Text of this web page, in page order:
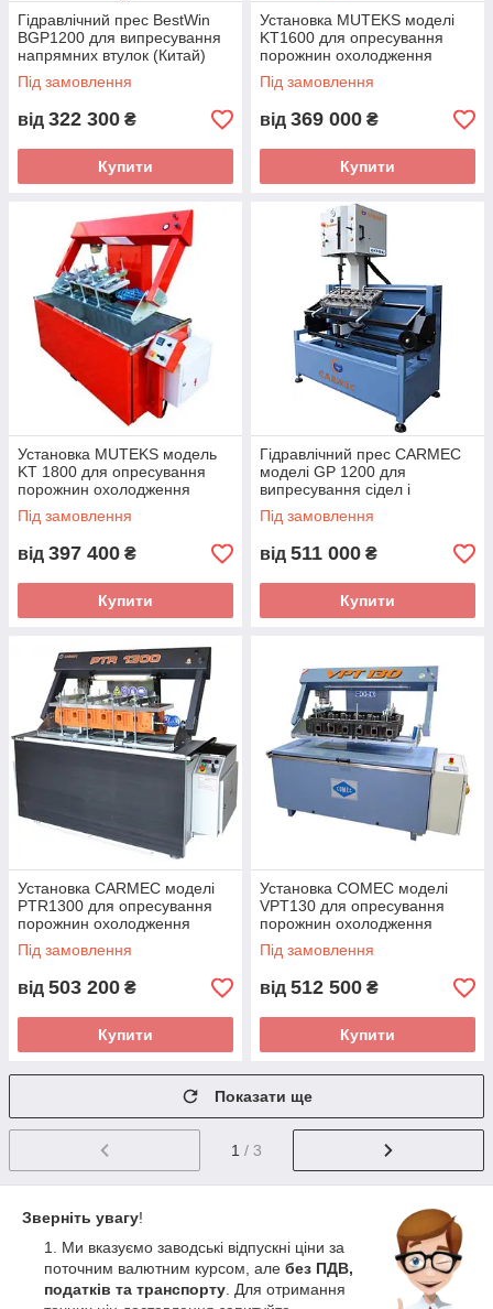
Гідравлічний прес BestWin
BGP1200 для випресування
напрямних втулок (Китай)
Під замовлення
від 322 300 ₴
Купити
Установка MUTEKS моделі
KT1600 для опресування
порожнин охолодження
головок циліндрів
(Туреччина)
Під замовлення
від 369 000 ₴
Купити
Установка MUTEKS модель
KT 1800 для опресування
порожнин охолодження
головок циліндрів
(Туреччина)
Під замовлення
від 397 400 ₴
Купити
Гідравлічний прес CARMEC
моделі GP 1200 для
випресування сідел і
напрямних втулок (Словенія)
Під замовлення
від 511 000 ₴
Купити
Установка CARMEC моделі
PTR1300 для опресування
порожнин охолодження
головок циліндрів (Словенія)
Під замовлення
від 503 200 ₴
Купити
Установка COMEC моделі
VPT130 для опресування
порожнин охолодження
головок циліндрів (Італія)
Під замовлення
від 512 500 ₴
Купити
Показати ще
1 / 3
Зверніть увагу!
Ми вказуємо заводські відпускні ціни за
поточним валютним курсом, але без ПДВ,
податків та транспорту . Для отримання